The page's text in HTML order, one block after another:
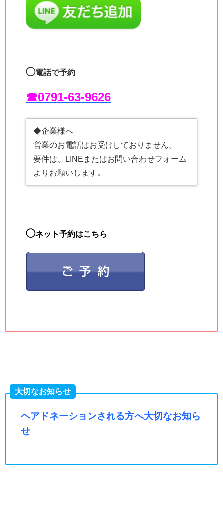
◯電話で予約
☎︎0791-63-9626
◆企業様へ
営業のお電話はお受けしておりません。
要件は、LINEまたはお問い合わせフォーム
よりお願いします。
◯ネット予約はこちら
大切なお知らせ
ヘアドネーションされる方へ大切なお知ら
せ